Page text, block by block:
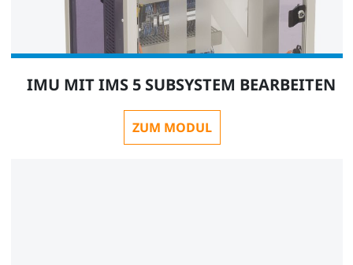
IMU MIT IMS 5 SUBSYSTEM BEARBEITEN
ZUM MODUL